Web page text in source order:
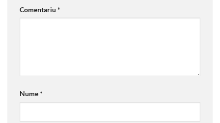
Comentariu *
Nume*